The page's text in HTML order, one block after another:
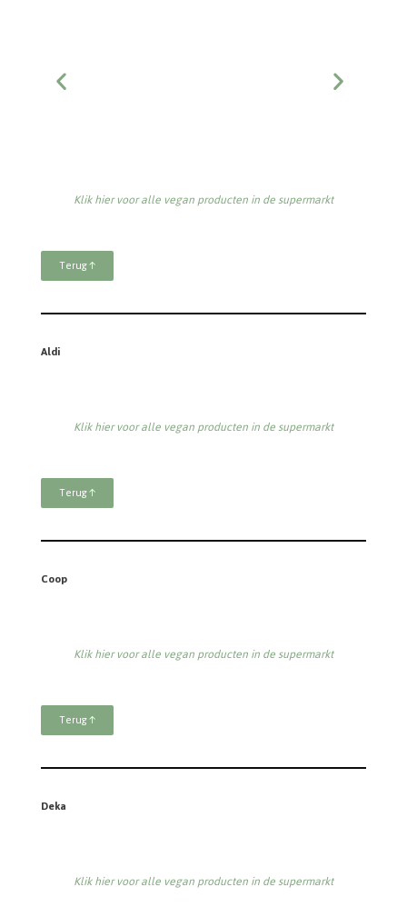
Klik hier voor alle vegan producten in de supermarkt
Terug ↑
Aldi
Klik hier voor alle vegan producten in de supermarkt
Terug ↑
Coop
Klik hier voor alle vegan producten in de supermarkt
Terug ↑
Deka
Klik hier voor alle vegan producten in de supermarkt